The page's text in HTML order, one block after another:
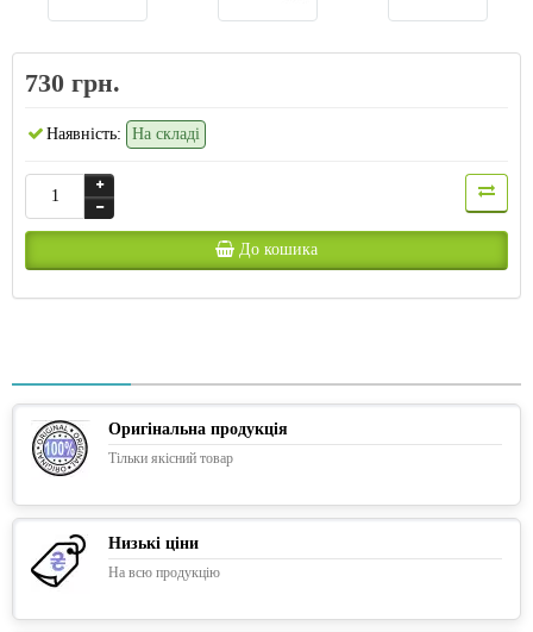
730 грн.
Наявність: На складі
До кошика
Оригінальна продукція
Тільки якісний товар
Низькі ціни
На всю продукцію